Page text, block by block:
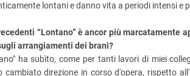
lontani e danno vita a periodi intensi e
“Lontano” è ancor più marcatamente
arrangiamenti dei brani?
ha subìto, come per tanti lavori di miei
cambiato direzione in corso d'opera, rispetto